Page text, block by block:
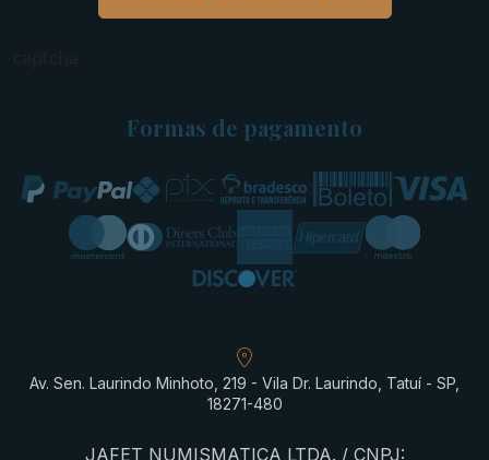
Formas de pagamento
Av. Sen. Laurindo Minhoto, 219 - Vila Dr. Laurindo, Tatuí - SP,
18271-480
JAFET NUMISMATICA LTDA. / CNPJ: